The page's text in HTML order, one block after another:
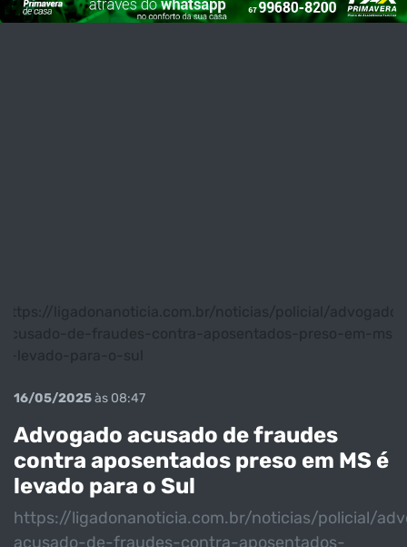
https://ligadonanoticia.com.br/noticias/policial/advogado-
acusado-de-fraudes-contra-aposentados-preso-em-ms-
e-levado-para-o-sul
16/05/2025às 08:47
Advogado acusado de fraudes
contra aposentados preso em MS é
levado para o Sul
https://ligadonanoticia.com.br/noticias/policial/
acusado-de-fraudes-contra-aposentados-